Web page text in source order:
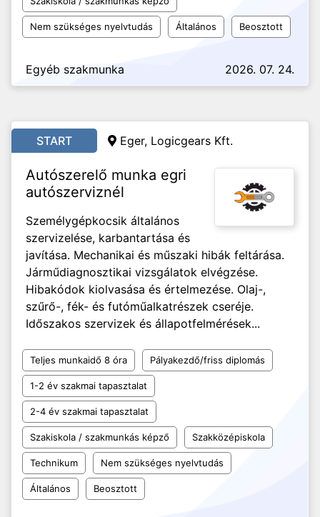
Nem szükséges nyelvtudás Általános Beosztott
Egyéb szakmunka 2026. 07. 24.
START Eger, Logicgears Kft.
Autószerelő munka egri
autószerviznél
Személygépkocsik általános
szervizelése, karbantartása és
javítása. Mechanikai és műszaki hibák feltárása.
Járműdiagnosztikai vizsgálatok elvégzése.
Hibakódok kiolvasása és értelmezése. Olaj-,
szűrő-, fék- és futóműalkatrészek cseréje.
Időszakos szervizek és állapotfelmérések...
Teljes munkaidő 8 óra Pályakezdő/friss diplomás
1-2 év szakmai tapasztalat
2-4 év szakmai tapasztalat
Szakiskola / szakmunkás képző Szakközépiskola
Technikum Nem szükséges nyelvtudás
Általános Beosztott